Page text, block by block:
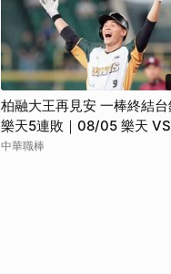
柏融大王再見安 一棒終結
樂天5連敗｜08/05 樂天
｜全場精華
中華職棒